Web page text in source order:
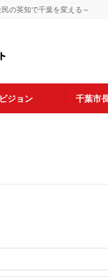
の英知で千葉を変える～
ジョン 千葉市